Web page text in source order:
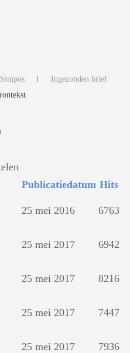
Ingezonden brief
Publicatiedatum Hits
25 mei 2016 6763
25 mei 2017 6942
25 mei 2017 8216
25 mei 2017 7447
25 mei 2017 7936